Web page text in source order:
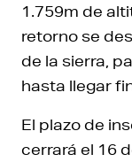
1.759m de
retorno se
de la sierra,
hasta llegar
El plazo de
cerrará el 16